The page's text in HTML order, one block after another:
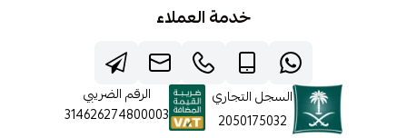
خدمة العملاء
السجل التجاري
2050175032
الرقم الضريبي
314626274800003